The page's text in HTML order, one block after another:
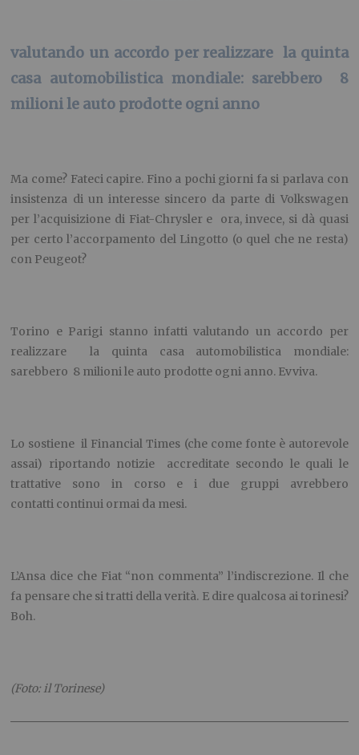
valutando un accordo per realizzare la quinta
casa automobilistica mondiale: sarebbero 8
milioni le auto prodotte ogni anno
Ma come? Fateci capire. Fino a pochi giorni fa si parlava con
insistenza di un interesse sincero da parte di Volkswagen
per l’acquisizione di Fiat-Chrysler e ora, invece, si dà quasi
per certo l’accorpamento del Lingotto (o quel che ne resta)
con Peugeot?
Torino e Parigi stanno infatti valutando un accordo per
realizzare la quinta casa automobilistica mondiale:
sarebbero 8 milioni le auto prodotte ogni anno. Evviva.
Lo sostiene il Financial Times (che come fonte è autorevole
assai) riportando notizie accreditate secondo le quali le
trattative sono in corso e i due gruppi avrebbero
contatti continui ormai da mesi.
L’Ansa dice che Fiat “non commenta” l’indiscrezione. Il che
fa pensare che si tratti della verità. E dire qualcosa ai torinesi?
Boh.
(Foto: il Torinese)